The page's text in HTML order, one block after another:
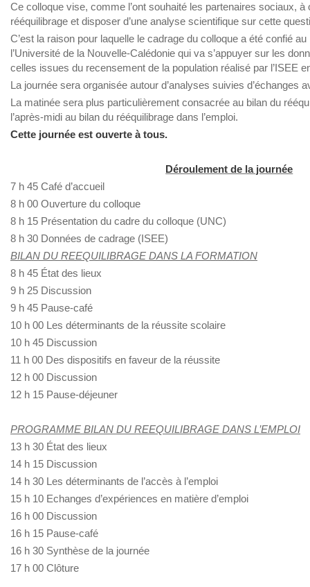
Ce colloque vise, comme l’ont souhaité les partenaires sociaux, à
rééquilibrage et disposer d’une analyse scientifique sur cette
C’est la raison pour laquelle le cadrage du colloque a été confié
l’Université de la Nouvelle-Calédonie qui va s’appuyer sur les
celles issues du recensement de la population réalisé par l’ISEE
La journée sera organisée autour d’analyses suivies d’échanges
La matinée sera plus particulièrement consacrée au bilan du
l’après-midi au bilan du rééquilibrage dans l’emploi.
Cette journée est ouverte à tous.
Déroulement de la journée
7 h 45 Café d’accueil
8 h 00 Ouverture du colloque
8 h 15 Présentation du cadre du colloque (UNC)
8 h 30 Données de cadrage (ISEE)
BILAN DU REEQUILIBRAGE DANS LA FORMATION
8 h 45 État des lieux
9 h 25 Discussion
9 h 45 Pause-café
10 h 00 Les déterminants de la réussite scolaire
10 h 45 Discussion
11 h 00 Des dispositifs en faveur de la réussite
12 h 00 Discussion
12 h 15 Pause-déjeuner
PROGRAMME BILAN DU REEQUILIBRAGE DANS L’EMPLOI
13 h 30 État des lieux
14 h 15 Discussion
14 h 30 Les déterminants de l’accès à l’emploi
15 h 10 Echanges d’expériences en matière d’emploi
16 h 00 Discussion
16 h 15 Pause-café
16 h 30 Synthèse de la journée
17 h 00 Clôture